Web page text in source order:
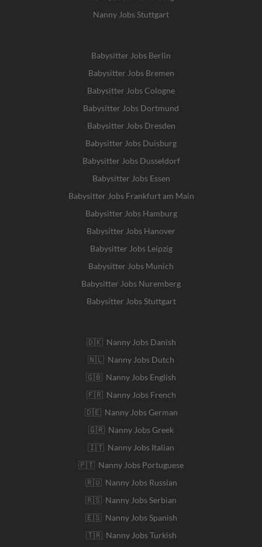
Nanny Jobs Stuttgart
Babysitter Jobs Berlin
Babysitter Jobs Bremen
Babysitter Jobs Cologne
Babysitter Jobs Dortmund
Babysitter Jobs Dresden
Babysitter Jobs Duisburg
Babysitter Jobs Dusseldorf
Babysitter Jobs Essen
Babysitter Jobs Frankfurt am Main
Babysitter Jobs Hamburg
Babysitter Jobs Hanover
Babysitter Jobs Leipzig
Babysitter Jobs Munich
Babysitter Jobs Nuremberg
Babysitter Jobs Stuttgart
🇩🇰 Nanny Jobs Danish
🇳🇱 Nanny Jobs Dutch
🇬🇧 Nanny Jobs English
🇫🇷 Nanny Jobs French
🇩🇪 Nanny Jobs German
🇬🇷 Nanny Jobs Greek
🇮🇹 Nanny Jobs Italian
🇵🇹 Nanny Jobs Portuguese
🇷🇺 Nanny Jobs Russian
🇷🇸 Nanny Jobs Serbian
🇪🇸 Nanny Jobs Spanish
🇹🇷 Nanny Jobs Turkish